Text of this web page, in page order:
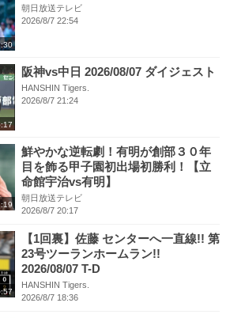
朝日放送テレビ
2026/8/7 22:54
阪神vs中日 2026/08/07 ダイジェスト
HANSHIN Tigers.
2026/8/7 21:24
鮮やかな逆転劇！有明が創部３０年
目を飾る甲子園初出場初勝利！【立
命館宇治vs有明】
朝日放送テレビ
2026/8/7 20:17
【1回裏】佐藤 センターへ一直線!! 第
23号ツーランホームラン!!
2026/08/07 T-D
HANSHIN Tigers.
2026/8/7 18:36